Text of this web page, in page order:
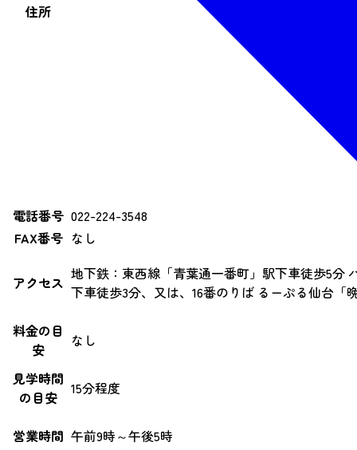
住所
電話番号 022-224-3548
FAX番号 なし
アクセス 地下鉄：東西線「青葉通一番町」駅下車徒歩5分
下車徒歩3分、又は、16番のりば るーぷる仙台「
料金の目
安
なし
見学時間
の目安
15分程度
営業時間 午前9時～午後5時